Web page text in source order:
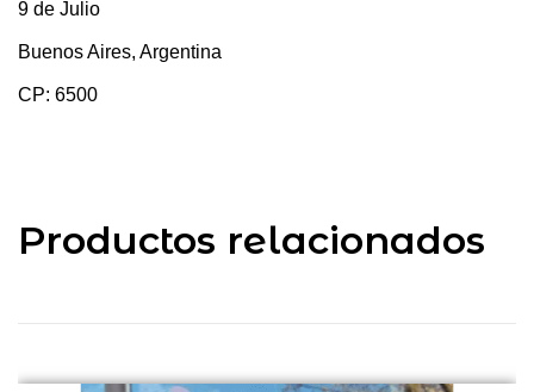
9 de Julio
Buenos Aires, Argentina
CP: 6500
Productos relacionados